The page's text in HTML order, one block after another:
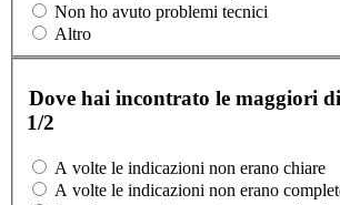
Non ho avuto problemi tecnici
Altro
Dove hai incontrato le maggiori
1/2
A volte le indicazioni non erano chiare
A volte le indicazioni non erano